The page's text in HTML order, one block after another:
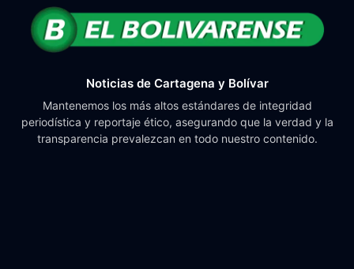
Noticias de Cartagena y Bolívar
Mantenemos los más altos estándares de integridad
periodística y reportaje ético, asegurando que la verdad y la
transparencia prevalezcan en todo nuestro contenido.